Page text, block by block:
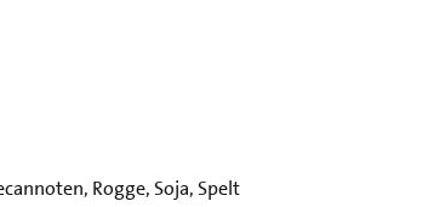
Rogge, Soja, Spelt